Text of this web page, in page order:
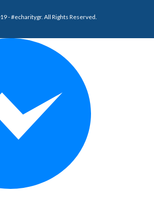
- #echaritygr. All Rights Reserved.